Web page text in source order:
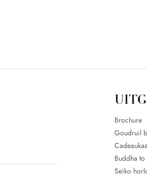
Brochure
Goudruil
Buddha
Seiko